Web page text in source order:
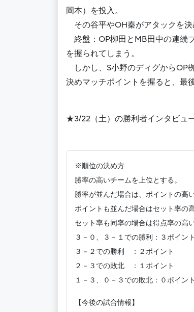
岡本）を投入。
その谷平やOH秦がアタックを決
終盤：OP栁田とMB田中の連続
を握られてしまう。
しかし、S小野のディグからOP
決めマッチポイントを握ると、最
★3/22（土）の勝利者インタビ
※順位の決め方
勝率の高いチームを上位とする。
勝率が並んだ場合は、ポイントの高
ポイントも並んだ場合はセット率の
セット率も同率の場合は得点率の高
３－０、３－１での勝利：３ポイント
３－２での勝利 ：２ポイント
２－３での敗北 ：１ポイント
１－３、０－３での敗北：０ポイン
【今後の試合情報】